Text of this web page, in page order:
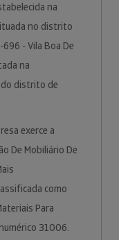
na
no distrito
- Vila Boa De
na
do distrito de
exerce a
De Mobiliário De
como
Para
31006.